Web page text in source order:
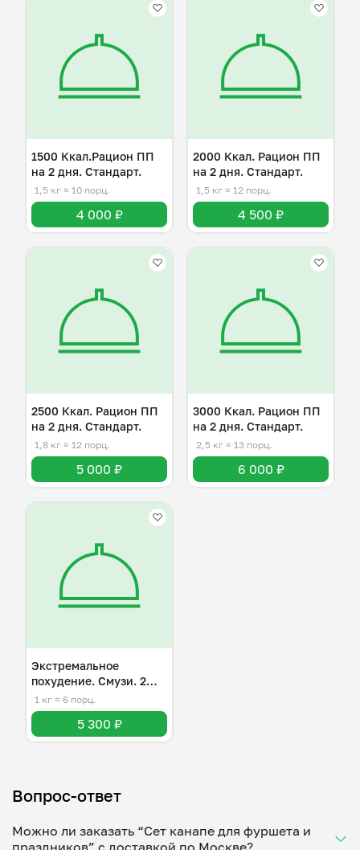
1500 Ккал.Рацион ПП
на 2 дня. Стандарт.
1,5 кг ≈ 10 порц.
4 000 ₽
2000 Ккал. Рацион ПП
на 2 дня. Стандарт.
1,5 кг ≈ 12 порц.
4 500 ₽
2500 Ккал. Рацион ПП
на 2 дня. Стандарт.
1,8 кг ≈ 12 порц.
5 000 ₽
3000 Ккал. Рацион ПП
на 2 дня. Стандарт.
2,5 кг ≈ 13 порц.
6 000 ₽
Экстремальное
похудение. Смузи. 2
дня.
1 кг ≈ 6 порц.
5 300 ₽
Вопрос-ответ
Можно ли заказать “Сет канапе для фуршета и
праздников” с доставкой по Москве?